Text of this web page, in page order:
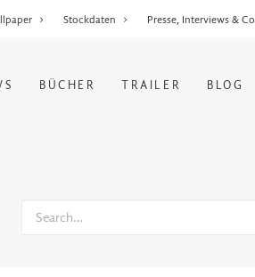
Stockdaten Presse, Interviews & Co
BÜCHER TRAILER BLOG